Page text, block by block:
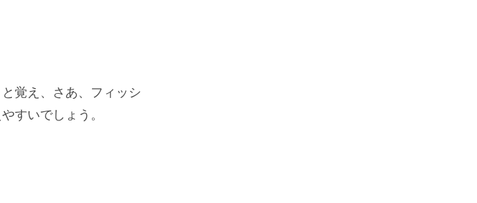
覚え、さあ、フィッシ
すいでしょう。